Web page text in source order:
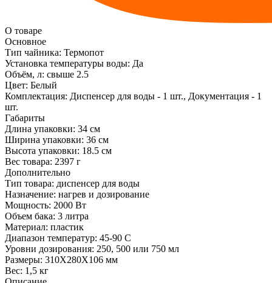
О товаре
Основное
Тип чайника: Термопот
Установка температуры воды: Да
Объём, л: свыше 2.5
Цвет: Белый
Комплектация: Диспенсер для воды - 1 шт., Документация - 1
шт.
Габариты
Длина упаковки: 34 см
Ширина упаковки: 36 см
Высота упаковки: 18.5 см
Вес товара: 2397 г
Дополнительно
Тип товара: диспенсер для воды
Назначение: нагрев и дозирование
Мощность: 2000 Вт
Объем бака: 3 литра
Материал: пластик
Диапазон температур: 45-90 C
Уровни дозирования: 250, 500 или 750 мл
Размеры: 310X280X106 мм
Вес: 1,5 кг